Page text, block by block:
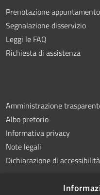
Prenotazione appuntamento
Segnalazione disservizio
Leggi le FAQ
Richiesta di assistenza
Amministrazione
Albo pretorio
Informativa privacy
Note legali
Dichiarazione di accessibilità